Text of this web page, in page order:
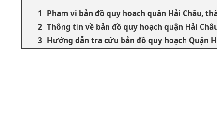
Phạm vi bản đồ quy hoạch quận Hải Châu,
Thông tin về bản đồ quy hoạch quận Hải
Hướng dẫn tra cứu bản đồ quy hoạch Quận